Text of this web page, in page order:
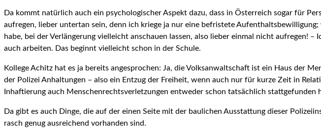
Da kommt natürlich auch ein psychologischer Aspekt dazu, dass in Österreich sogar für
aufregen, lieber untertan sein, denn ich kriege ja nur eine befristete
habe, bei der Verlängerung vielleicht anschauen lassen, also lieber einmal nicht aufregen!
auch arbeiten. Das beginnt vielleicht schon in der Schule.
Kollege Achitz hat es ja bereits angesprochen: Ja, die Volksanwaltschaft ist ein Haus der
der Polizei Anhaltungen – also ein Entzug der Freiheit, wenn auch nur für kurze Zeit in
Inhaftierung auch Menschenrechtsverletzungen entweder schon tatsächlich stattgefunden
Da gibt es auch Dinge, die auf der einen Seite mit der baulichen Ausstattung dieser
rasch genug ausreichend vorhanden sind.